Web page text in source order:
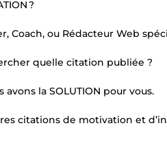
?
Coach, ou Rédacteur Web
quelle citation publiée ?
la SOLUTION pour vous.
citations de motivation et